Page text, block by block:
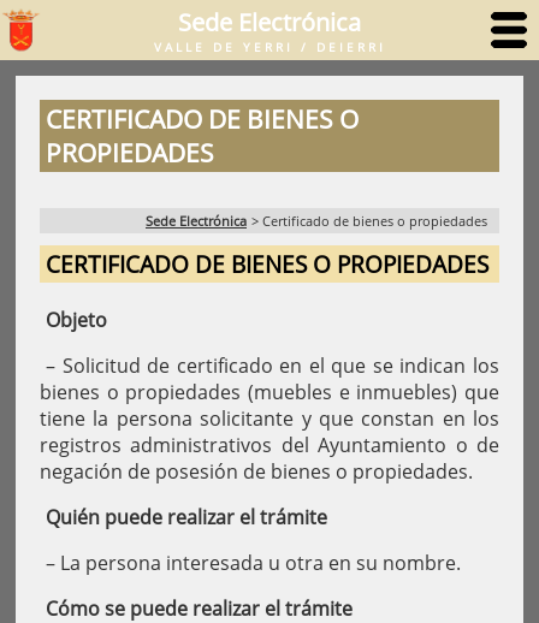
Sede Electrónica
VALLE DE YERRI / DEIERRI
CERTIFICADO DE BIENES O
PROPIEDADES
Sede Electrónica > Certificado de bienes o propiedades
CERTIFICADO DE BIENES O PROPIEDADES
Objeto
– Solicitud de certificado en el que se indican los
bienes o propiedades (muebles e inmuebles) que
tiene la persona solicitante y que constan en los
registros administrativos del Ayuntamiento o de
negación de posesión de bienes o propiedades.
Quién puede realizar el trámite
– La persona interesada u otra en su nombre.
Cómo se puede realizar el trámite